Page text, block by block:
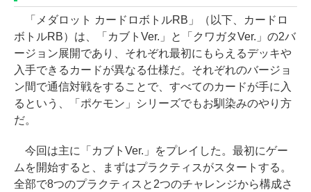
「メダロット カードロボトルRB」（以下、カードロ
ボトルRB）は、「カブトVer.」と「クワガタVer.」の2バ
ージョン展開であり、それぞれ最初にもらえるデッキや
入手できるカードが異なる仕様だ。それぞれのバージョ
ン間で通信対戦をすることで、すべてのカードが手に入
るという、「ポケモン」シリーズでもお馴染みのやり方
だ。
今回は主に「カブトVer.」をプレイした。最初にゲー
ムを開始すると、まずはプラクティスがスタートする。
全部で8つのプラクティスと2つのチャレンジから構成さ